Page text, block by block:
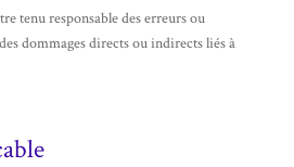
tenu responsable des erreurs ou
dommages directs ou indirects liés à